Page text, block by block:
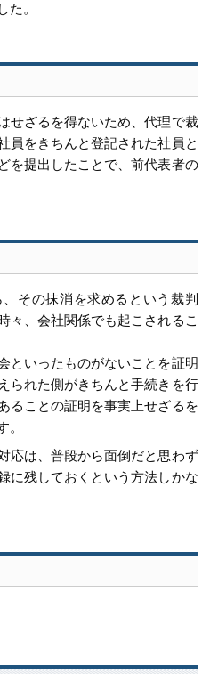
た。
せざるを得ないため、代理で裁
員をきちんと登記された社員と
を提出したことで、前代表者の
その抹消を求めるという裁判
々、会社関係でも起こされるこ
といったものがないことを証明
られた側がきちんと手続きを行
ることの証明を事実上せざるを
。
応は、普段から面倒だと思わず
に残しておくという方法しかな